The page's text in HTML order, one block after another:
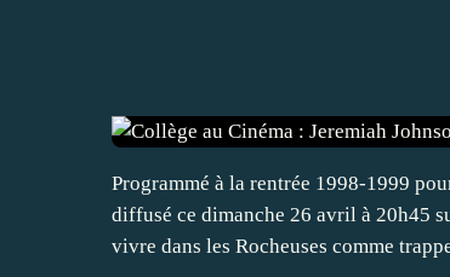
Programmé à la rentrée 1998-1999
diffusé ce dimanche 26 avril à 20h45
vivre dans les Rocheuses comme